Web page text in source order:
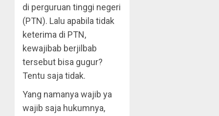
di perguruan tinggi negeri
(PTN). Lalu apabila tidak
keterima di PTN,
kewajibab berjilbab
tersebut bisa gugur?
Tentu saja tidak.
Yang namanya wajib ya
wajib saja hukumnya,